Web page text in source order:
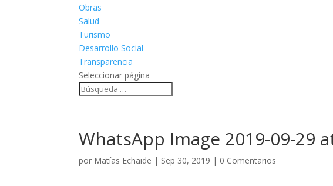
Obras
Salud
Turismo
Desarrollo Social
Transparencia
Seleccionar página
WhatsApp Image 2019-09-29
por Matías Echaide | Sep 30, 2019 | 0 Comentarios